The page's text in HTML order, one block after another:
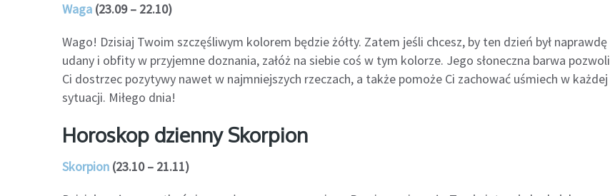
Waga (23.09 – 22.10)
Wago! Dzisiaj Twoim szczęśliwym kolorem będzie żółty. Zatem jeśli chcesz, by ten dzień był naprawdę
udany i obfity w przyjemne doznania, załóż na siebie coś w tym kolorze. Jego słoneczna barwa pozwoli
Ci dostrzec pozytywy nawet w najmniejszych rzeczach, a także pomoże Ci zachować uśmiech w każdej
sytuacji. Miłego dnia!
Horoskop dzienny Skorpion
Skorpion (23.10 – 21.11)